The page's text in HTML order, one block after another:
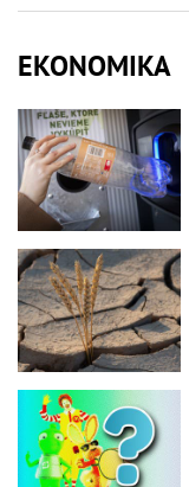
EKONOMIKA